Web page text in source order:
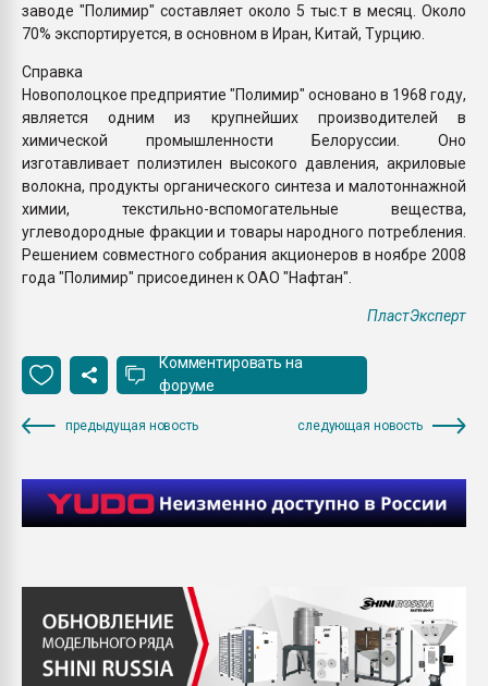
заводе "Полимир" составляет около 5 тыс.т в месяц. Около
70% экспортируется, в основном в Иран, Китай, Турцию.
Справка
Новополоцкое предприятие "Полимир" основано в 1968 году,
является одним из крупнейших производителей в
химической промышленности Белоруссии. Оно
изготавливает полиэтилен высокого давления, акриловые
волокна, продукты органического синтеза и малотоннажной
химии, текстильно-вспомогательные вещества,
углеводородные фракции и товары народного потребления.
Решением совместного собрания акционеров в ноябре 2008
года "Полимир" присоединен к ОАО "Нафтан".
ПластЭксперт
Комментировать на
форуме
предыдущая новость следующая новость